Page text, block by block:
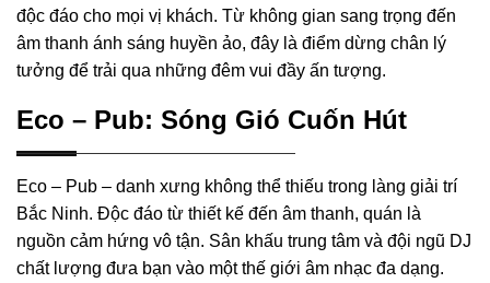
độc đáo cho mọi vị khách. Từ không gian sang trọng đến
âm thanh ánh sáng huyền ảo, đây là điểm dừng chân lý
tưởng để trải qua những đêm vui đầy ấn tượng.
Eco – Pub: Sóng Gió Cuốn Hút
Eco – Pub – danh xưng không thể thiếu trong làng giải trí
Bắc Ninh. Độc đáo từ thiết kế đến âm thanh, quán là
nguồn cảm hứng vô tận. Sân khấu trung tâm và đội ngũ DJ
chất lượng đưa bạn vào một thế giới âm nhạc đa dạng.